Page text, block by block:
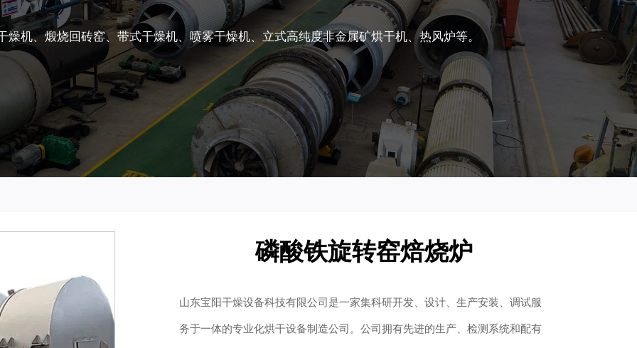
燥机、煅烧回砖窑、带式干燥机、喷雾干燥机、立式高纯度非金属矿烘干机、热风炉等。
磷酸铁旋转窑焙烧炉
山东宝阳干燥设备科技有限公司是一家集科研开发、设计、生产安装、调试服
务于一体的专业化烘干设备制造公司。公司拥有先进的生产、检测系统和配有